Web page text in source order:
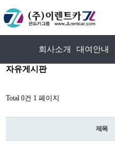
회사소개 대여안내
자유게시판
Total 0건 1 페이지
제목